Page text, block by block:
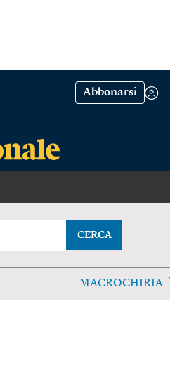
Abbonarsi
CERCA
MACROCHIRIA